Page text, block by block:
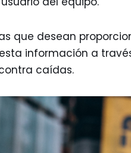
que desean
información a
caídas.